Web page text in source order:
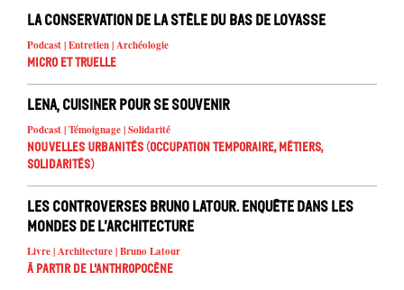
La conservation de la stèle du Bas de Loyasse
Podcast | Entretien | Archéologie
Micro et truelle
Lena, cuisiner pour se souvenir
Podcast | Témoignage | Solidarité
Nouvelles urbanités (occupation temporaire, métiers,
solidarités)
Les controverses Bruno Latour. Enquête dans les
mondes de l’architecture
Livre | Architecture | Bruno Latour
À partir de l'anthropocène